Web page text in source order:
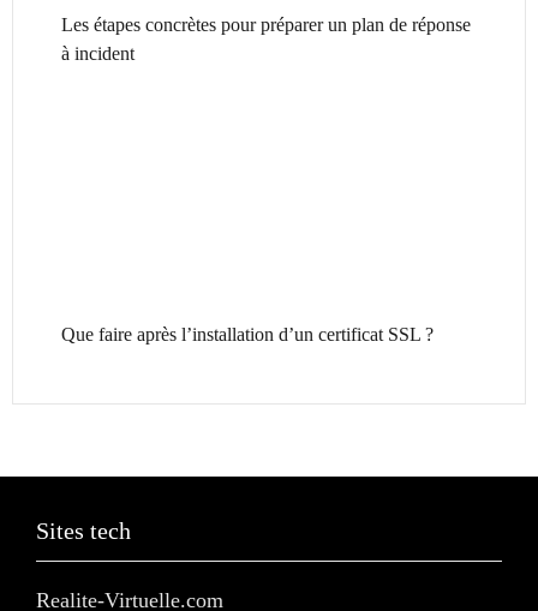
Les étapes concrètes pour préparer un plan de réponse
à incident
Que faire après l’installation d’un certificat SSL ?
Sites tech
Realite-Virtuelle.com